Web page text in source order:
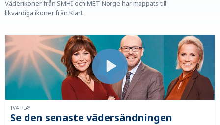
Väderikoner från SMHI och MET Norge har mappats till
likvärdiga ikoner från Klart.
Se den senaste vädersändningen
TV4 PLAY